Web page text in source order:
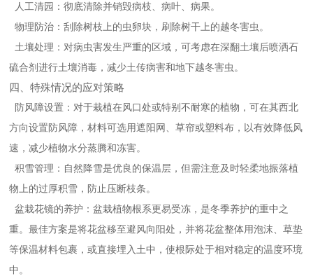
人工清园：彻底清除并销毁病枝、病叶、病果。
物理防治：刮除树枝上的虫卵块，刷除树干上的越冬害虫。
土壤处理：对病虫害发生严重的区域，可考虑在深翻土壤后喷洒石
硫合剂进行土壤消毒，减少土传病害和地下越冬害虫。
四、特殊情况的应对策略
防风障设置：对于栽植在风口处或特别不耐寒的植物，可在其西北
方向设置防风障，材料可选用遮阳网、草帘或塑料布，以有效降低风
速，减少植物水分蒸腾和冻害。
积雪管理：自然降雪是优良的保温层，但需注意及时轻柔地振落植
物上的过厚积雪，防止压断枝条。
盆栽花镜的养护：盆栽植物根系更易受冻，是冬季养护的重中之
重。最佳方案是将花盆移至避风向阳处，并将花盆整体用泡沫、草垫
等保温材料包裹，或直接埋入土中，使根际处于相对稳定的温度环境
中。